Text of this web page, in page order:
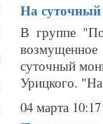
На
В группе
возмущенное
суточный
Урицкого.
04 марта 10:17